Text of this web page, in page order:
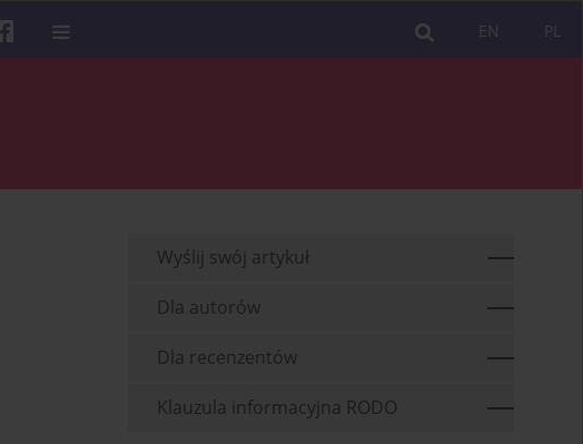
PL
EN
Wyślij swój artykuł
Dla autorów
Dla recenzentów
Klauzula informacyjna RODO